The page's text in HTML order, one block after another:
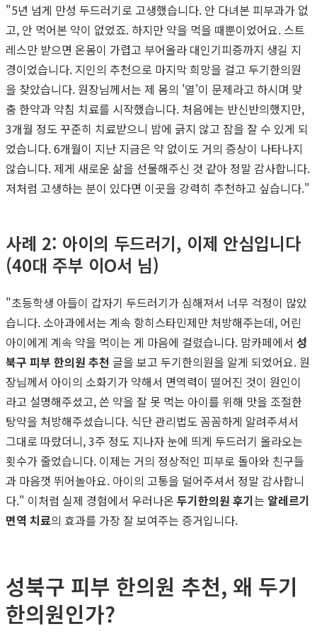
"5년 넘게 만성 두드러기로 고생했습니다. 안 다녀본 피부과가 없
고, 안 먹어본 약이 없었죠. 하지만 약을 먹을 때뿐이었어요. 스트
레스만 받으면 온몸이 가렵고 부어올라 대인기피증까지 생길 지
경이었습니다. 지인의 추천으로 마지막 희망을 걸고 두기한의원
을 찾았습니다. 원장님께서는 제 몸의 '열'이 문제라고 하시며 맞
춤 한약과 약침 치료를 시작했습니다. 처음에는 반신반의했지만,
3개월 정도 꾸준히 치료받으니 밤에 긁지 않고 잠을 잘 수 있게 되
었습니다. 6개월이 지난 지금은 약 없이도 거의 증상이 나타나지
않습니다. 제게 새로운 삶을 선물해주신 것 같아 정말 감사합니다.
저처럼 고생하는 분이 있다면 이곳을 강력히 추천하고 싶습니다."
사례 2: 아이의 두드러기, 이제 안심입니다
(40대 주부 이O서 님)
"초등학생 아들이 갑자기 두드러기가 심해져서 너무 걱정이 많았
습니다. 소아과에서는 계속 항히스타민제만 처방해주는데, 어린
아이에게 계속 약을 먹이는 게 마음에 걸렸습니다. 맘카페에서 성
북구 피부 한의원 추천 글을 보고 두기한의원을 알게 되었어요. 원
장님께서 아이의 소화기가 약해서 면역력이 떨어진 것이 원인이
라고 설명해주셨고, 쓴 약을 잘 못 먹는 아이를 위해 맛을 조절한
탕약을 처방해주셨습니다. 식단 관리법도 꼼꼼하게 알려주셔서
그대로 따랐더니, 3주 정도 지나자 눈에 띄게 두드러기 올라오는
횟수가 줄었습니다. 이제는 거의 정상적인 피부로 돌아와 친구들
과 마음껏 뛰어놀아요. 아이의 고통을 덜어주셔서 정말 감사합니
다." 이처럼 실제 경험에서 우러나온 두기한의원 후기는 알레르기
면역 치료의 효과를 가장 잘 보여주는 증거입니다.
성북구 피부 한의원 추천, 왜 두기
한의원인가?